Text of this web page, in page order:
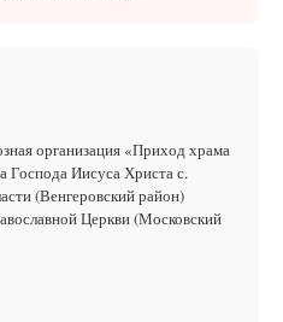
организация «Приход храма
Господа Иисуса Христа с.
(Венгеровский район)
Церкви (Московский